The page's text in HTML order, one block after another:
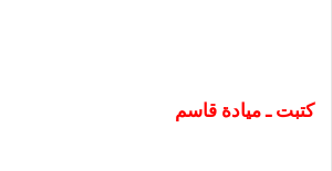
كتبت ـ ميادة قاسم